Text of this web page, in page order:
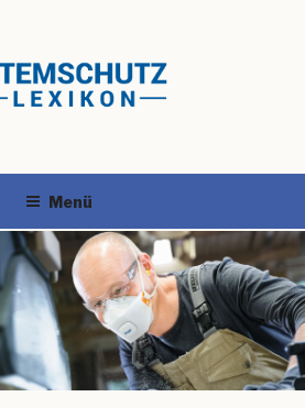
Menü